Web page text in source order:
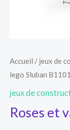
Accueil / jeux de
lego Sluban B1101
jeux de
Roses et